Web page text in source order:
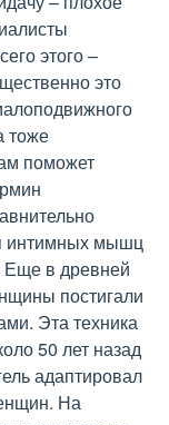
этого –
это
тоже
поможет
интимных мышц
Еще в древней
постигали
Эта техника
50 лет назад
адаптировал
На